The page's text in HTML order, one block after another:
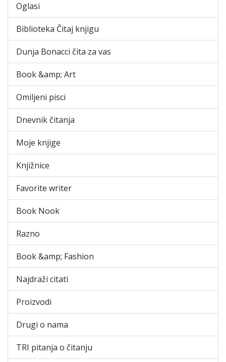
Oglasi
Biblioteka Čitaj knjigu
Dunja Bonacci čita za vas
Book &amp; Art
Omiljeni pisci
Dnevnik čitanja
Moje knjige
Knjižnice
Favorite writer
Book Nook
Razno
Book &amp; Fashion
Najdraži citati
Proizvodi
Drugi o nama
TRI pitanja o čitanju